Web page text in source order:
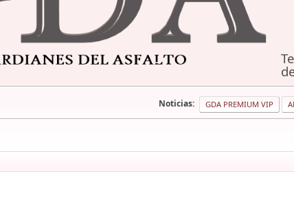
Noticias: GDA PREMIUM VIP